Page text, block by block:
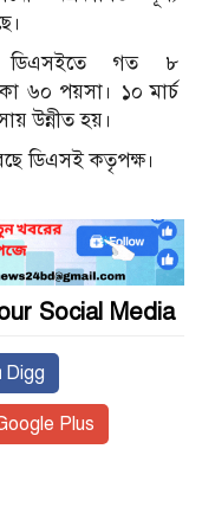
ডিএসইতে গত ৮
৬০ পয়সা। ১০ মার্চ
উন্নীত হয়।
ডিএসই কতৃপক্ষ।
Social Media
Digg
Plus